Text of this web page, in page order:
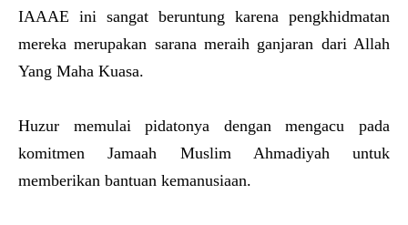
IAAAE ini sangat beruntung karena pengkhidmatan
mereka merupakan sarana meraih ganjaran dari Allah
Yang Maha Kuasa.
Huzur memulai pidatonya dengan mengacu pada
komitmen Jamaah Muslim Ahmadiyah untuk
memberikan bantuan kemanusiaan.